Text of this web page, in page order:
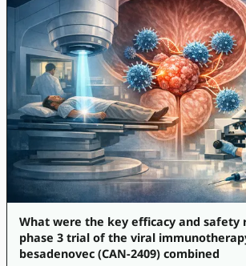
What were the key efficacy and safety
phase 3 trial of the viral
besadenovec (CAN-2409) combined